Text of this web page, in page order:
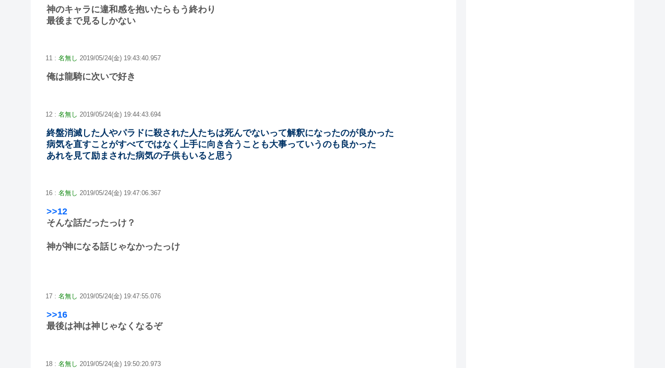
神のキャラに違和感を抱いたらもう終わり
最後まで見るしかない
11 : 名無し 2019/05/24(金) 19:43:40.957
俺は龍騎に次いで好き
12 : 名無し 2019/05/24(金) 19:44:43.694
終盤消滅した人やパラドに殺された人たちは死んでないって解釈になったのが良かった
病気を直すことがすべてではなく上手に向き合うことも大事っていうのも良かった
あれを見て励まされた病気の子供もいると思う
16 : 名無し 2019/05/24(金) 19:47:06.367
>>12
そんな話だったっけ？
神が神になる話じゃなかったっけ
17 : 名無し 2019/05/24(金) 19:47:55.076
>>16
最後は神は神じゃなくなるぞ
18 : 名無し 2019/05/24(金) 19:50:20.973